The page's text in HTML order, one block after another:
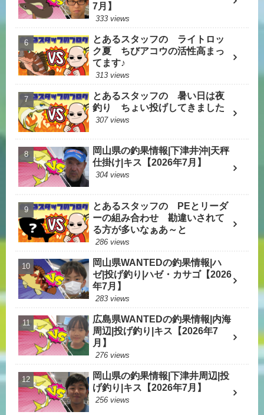
7月】
333 views
とあるスタッフの ライトロッ
ク夏 ちびアコウの活性高まっ
てます♪
313 views
とあるスタッフの 暑い日は夜
釣り ちょい投げしてきました
307 views
岡山県の釣果情報|下津井沖|天秤
仕掛け|キス【2026年7月】
304 views
とあるスタッフの PEとリーダ
ーの組み合わせ 勘違いされて
る方が多いなぁあ～と
286 views
岡山県WANTEDの釣果情報|ハ
ゼ|投げ釣り|ハゼ・カサゴ【2026
年7月】
283 views
広島県WANTEDの釣果情報|内海
周辺|投げ釣り|キス【2026年7
月】
276 views
岡山県の釣果情報|下津井周辺|投
げ釣り|キス【2026年7月】
256 views